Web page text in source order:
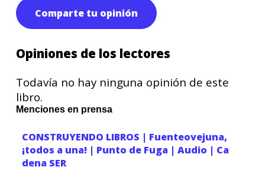
Comparte tu opinión
Opiniones de los lectores
Todavía no hay ninguna opinión de este
libro.
Menciones en prensa
CONSTRUYENDO LIBROS | Fuenteovejuna,
¡todos a una! | Punto de Fuga | Audio | Ca
dena SER